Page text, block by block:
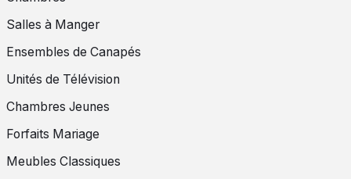
Salles à Manger
Ensembles de Canapés
Unités de Télévision
Chambres Jeunes
Forfaits Mariage
Meubles Classiques